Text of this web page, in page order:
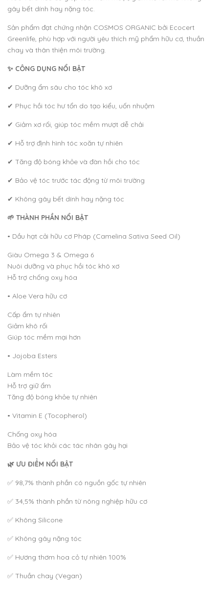
gây bết dính hay nặng tóc.
Sản phẩm đạt chứng nhận COSMOS ORGANIC bởi Ecocert
Greenlife, phù hợp với người yêu thích mỹ phẩm hữu cơ, thuần
chay và thân thiện môi trường.
✨ CÔNG DỤNG NỔI BẬT
✔ Dưỡng ẩm sâu cho tóc khô xơ
✔ Phục hồi tóc hư tổn do tạo kiểu, uốn nhuộm
✔ Giảm xơ rối, giúp tóc mềm mượt dễ chải
✔ Hỗ trợ định hình tóc xoăn tự nhiên
✔ Tăng độ bóng khỏe và đàn hồi cho tóc
✔ Bảo vệ tóc trước tác động từ môi trường
✔ Không gây bết dính hay nặng tóc
🌱 THÀNH PHẦN NỔI BẬT
• Dầu hạt cải hữu cơ Pháp (Camelina Sativa Seed Oil)
Giàu Omega 3 & Omega 6
Nuôi dưỡng và phục hồi tóc khô xơ
Hỗ trợ chống oxy hóa
• Aloe Vera hữu cơ
Cấp ẩm tự nhiên
Giảm khô rối
Giúp tóc mềm mại hơn
• Jojoba Esters
Làm mềm tóc
Hỗ trợ giữ ẩm
Tăng độ bóng khỏe tự nhiên
• Vitamin E (Tocopherol)
Chống oxy hóa
Bảo vệ tóc khỏi các tác nhân gây hại
🌿 ƯU ĐIỂM NỔI BẬT
✅ 98,7% thành phần có nguồn gốc tự nhiên
✅ 34,5% thành phần từ nông nghiệp hữu cơ
✅ Không Silicone
✅ Không gây nặng tóc
✅ Hương thơm hoa cỏ tự nhiên 100%
✅ Thuần chay (Vegan)